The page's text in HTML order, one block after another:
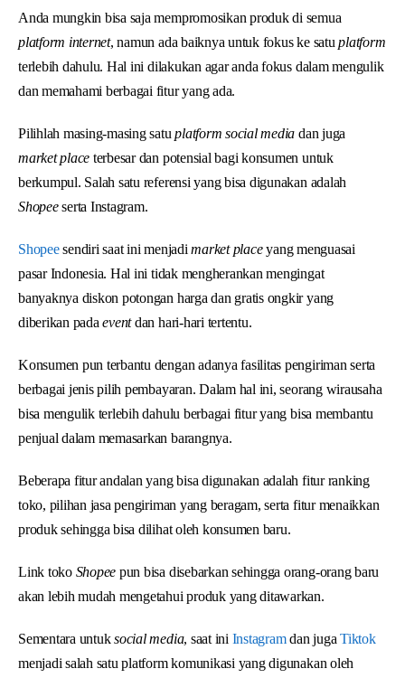
Anda mungkin bisa saja mempromosikan produk di semua
platform internet, namun ada baiknya untuk fokus ke satuplatform
terlebih dahulu. Hal ini dilakukan agar anda fokus dalam mengulik
dan memahami berbagai fitur yang ada.
Pilihlah masing-masing satuplatform social media dan juga
market place terbesar dan potensial bagi konsumen untuk
berkumpul. Salah satu referensi yang bisa digunakan adalah
Shopeeserta Instagram.
Shopeesendiri saat ini menjadimarket placeyang menguasai
pasar Indonesia. Hal ini tidak mengherankan mengingat
banyaknya diskon potongan harga dan gratis ongkir yang
diberikan padaeventdan hari-hari tertentu.
Konsumen pun terbantu dengan adanya fasilitas pengiriman serta
berbagai jenis pilih pembayaran. Dalam hal ini, seorang wirausaha
bisa mengulik terlebih dahulu berbagai fitur yang bisa membantu
penjual dalam memasarkan barangnya.
Beberapa fitur andalan yang bisa digunakan adalah fitur ranking
toko, pilihan jasa pengiriman yang beragam, serta fitur menaikkan
produk sehingga bisa dilihat oleh konsumen baru.
Link toko Shopee pun bisa disebarkan sehingga orang-orang baru
akan lebih mudah mengetahui produk yang ditawarkan.
Sementara untuksocial media, saat ini Instagramdan jugaTiktok
menjadi salah satu platform komunikasi yang digunakan oleh